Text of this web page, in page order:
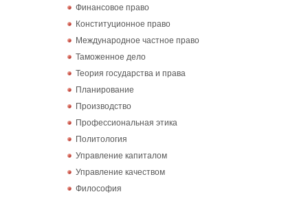
Финансовое право
Конституционное право
Международное частное право
Таможенное дело
Теория государства и права
Планирование
Производство
Профессиональная этика
Политология
Управление капиталом
Управление качеством
Философия